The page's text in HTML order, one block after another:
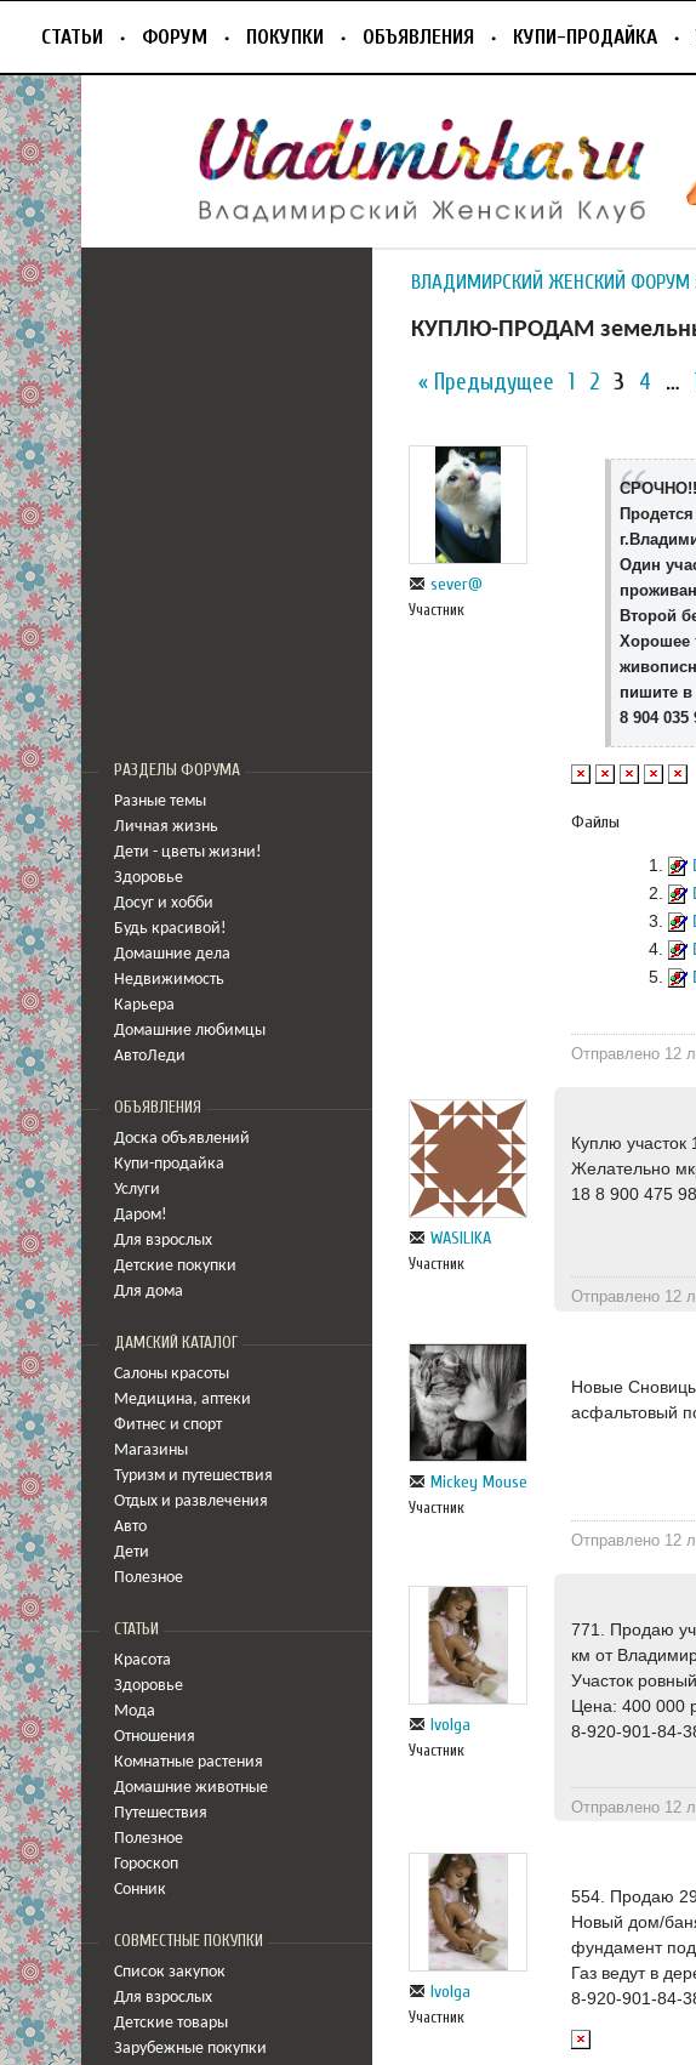
СТАТЬИ ФОРУМ ПОКУПКИ ОБЪЯВЛЕНИЯ КУПИ-ПРОДАЙКА
РАЗДЕЛЫ ФОРУМА
Разные темы
Личная жизнь
Дети - цветы жизни!
Здоровье
Досуг и хобби
Будь красивой!
Домашние дела
Недвижимость
Карьера
Домашние любимцы
АвтоЛеди
ОБЪЯВЛЕНИЯ
Доска объявлений
Купи-продайка
Услуги
Даром!
Для взрослых
Детские покупки
Для дома
ДАМСКИЙ КАТАЛОГ
Салоны красоты
Медицина, аптеки
Фитнес и спорт
Магазины
Туризм и путешествия
Отдых и развлечения
Авто
Дети
Полезное
СТАТЬИ
Красота
Здоровье
Мода
Отношения
Комнатные растения
Домашние животные
Путешествия
Полезное
Гороскоп
Сонник
СОВМЕСТНЫЕ ПОКУПКИ
Список закупок
Для взрослых
Детские товары
Зарубежные покупки
ВЛАДИМИРСКИЙ ЖЕНСКИЙ ФОРУМ
КУПЛЮ-ПРОДАМ
« Предыдущее 1 2 3 4 …
sever@
Участник
Один
Второй
Хорошее
пишите в
8 904 035
Файлы
Отправлено 12
WASILIKA
Участник
Куплю участок
Желательно
18 8 900 475
Отправлено 12
Mickey Mouse
Участник
Новые
асфальтовый
Отправлено 12
Ivolga
Участник
771. Продаю
км от
Участок
Цена: 400 000
8-920-901-84-
Отправлено 12
Ivolga
Участник
554. Продаю
Новый дом/
фундамент
Газ ведут в
8-920-901-84-